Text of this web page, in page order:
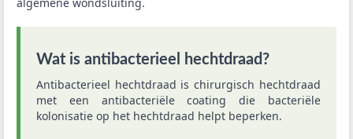
Wat is antibacterieel hechtdraad?
Antibacterieel hechtdraad is chirurgisch hechtdraad
met een antibacteriële coating die bacteriële
kolonisatie op het hechtdraad helpt beperken.